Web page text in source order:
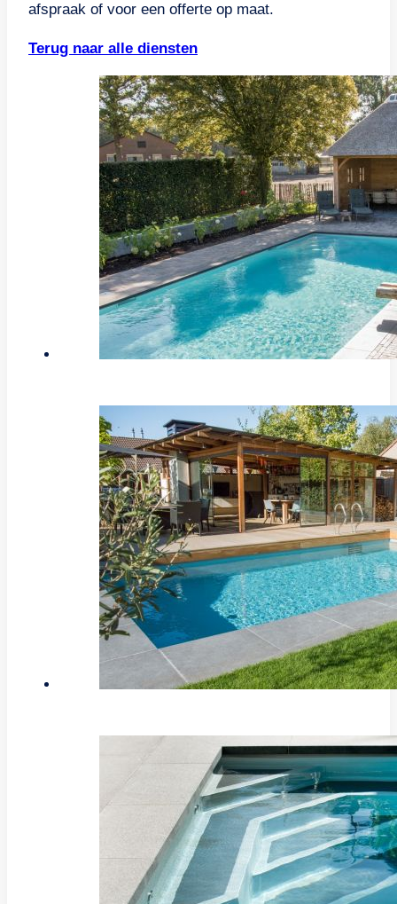
afspraak of voor een offerte op maat.
Terug naar alle diensten